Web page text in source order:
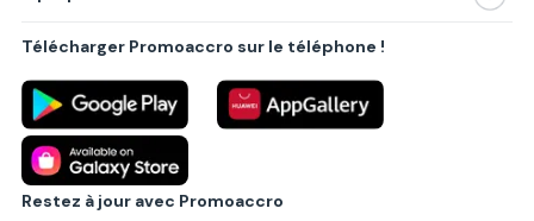
Villes principales
Politique de confidentialité
Règlements
Partenariat B2B
Blog
Contact
Télécharger Promoaccro sur le téléphone !
Restez à jour avec Promoaccro